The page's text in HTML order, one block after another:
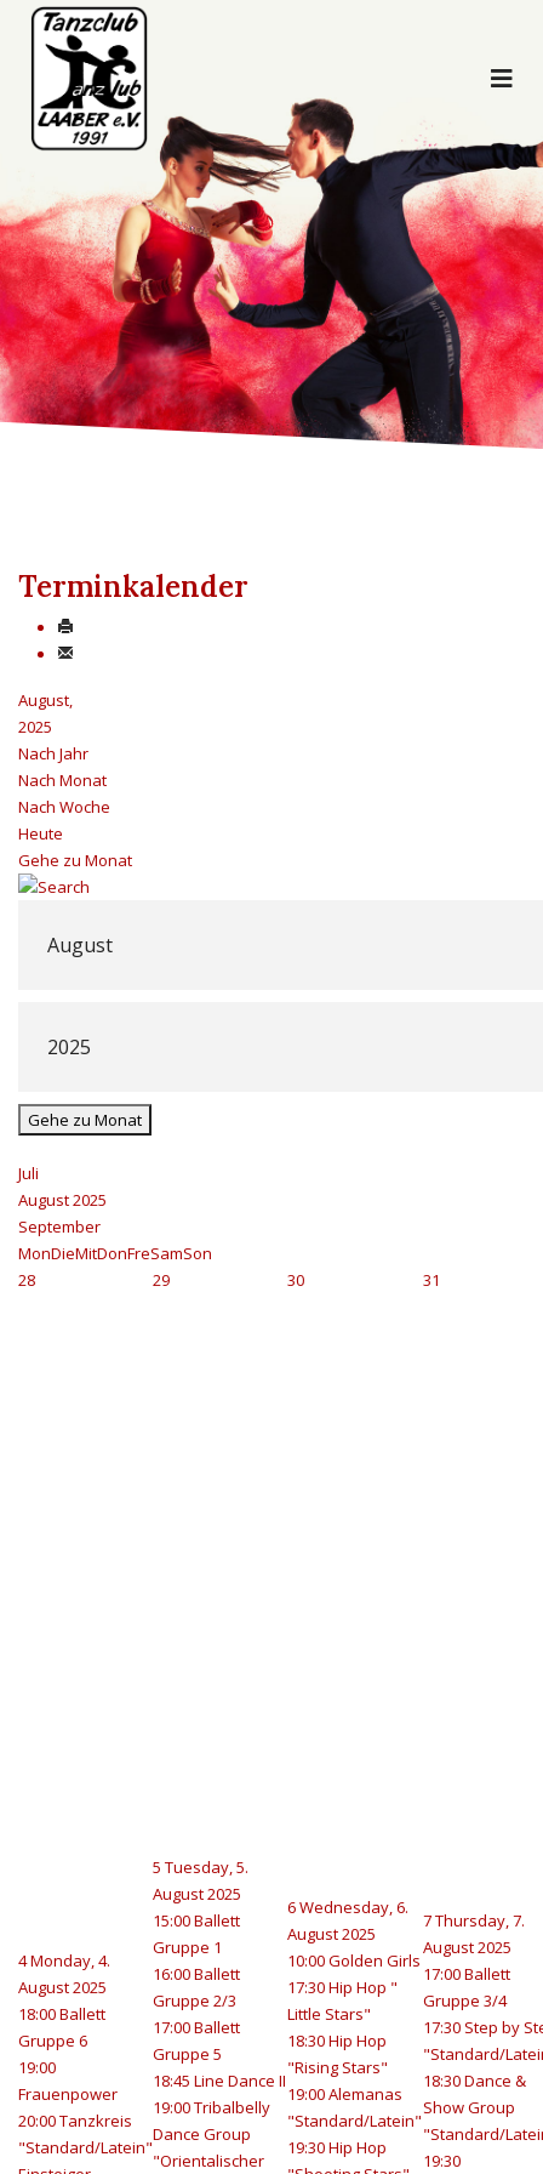
Terminkalender
August,
2025
Nach Jahr
Nach Monat
Nach Woche
Heute
Gehe zu Monat
Gehe zu Monat
Juli
August 2025
September
MonDieMitDonFreSamSon
28
29 30 31
4Monday, 4.
August 2025
18:00 Ballett
Gruppe 6
19:00
Frauenpower
20:00 Tanzkreis
"Standard/Latein"
5 Tuesday, 5.
August 2025
15:00 Ballett
Gruppe 1
16:00 Ballett
Gruppe 2/3
17:00 Ballett
Gruppe 5
18:45 Line Dance II
19:00 Tribalbelly
Dance Group
"Orientalischer
6Wednesday, 6.
August 2025
10:00 Golden Girls
17:30 Hip Hop "
Little Stars"
18:30 Hip Hop
"Rising Stars"
19:00 Alemanas
"Standard/Latein"
19:30 Hip Hop
7Thursday, 7.
August 2025
17:00 Ballett
Gruppe 3/4
17:30 Step by
"Standard/
18:30 Dance &
Show Group
"Standard/
19:30